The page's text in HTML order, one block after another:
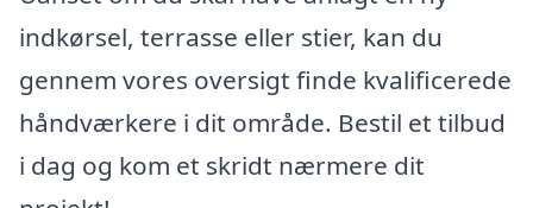
indkørsel, terrasse eller stier, kan du
gennem vores oversigt finde kvalificerede
håndværkere i dit område. Bestil et tilbud
i dag og kom et skridt nærmere dit